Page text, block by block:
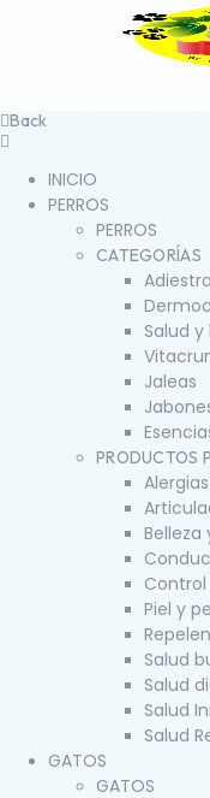
Back
INICIO
PERROS
PERROS
CATEGORÍAS
Salud
Jaleas
PRODUCTOS
Alergias
Belleza
Piel y
Salud
Salud
Salud
Salud
GATOS
GATOS